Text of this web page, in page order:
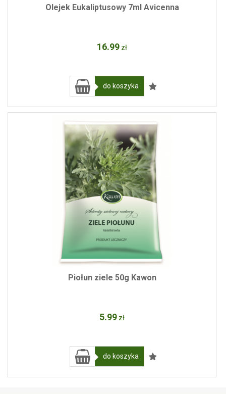
Olejek Eukaliptusowy 7ml Avicenna
16.99 zł
do koszyka
Piołun ziele 50g Kawon
5.99 zł
do koszyka